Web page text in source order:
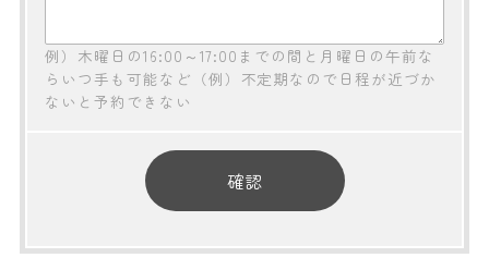
例）木曜日の16:00～17:00までの間と月曜日の午前な
らいつ手も可能など（例）不定期なので日程が近づか
ないと予約できない